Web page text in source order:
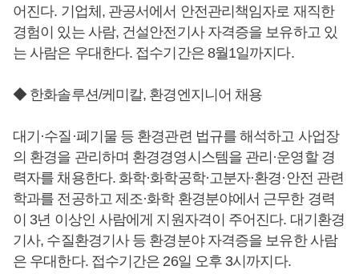
어진다. 기업체, 관공서에서 안전관리책임자로 재직한
경험이 있는 사람, 건설안전기사 자격증을 보유하고 있
는 사람은 우대한다. 접수기간은 8월1일까지다.
◆ 한화솔루션/케미칼, 환경엔지니어 채용
대기·수질·폐기물 등 환경관련 법규를 해석하고 사업장
의 환경을 관리하며 환경경영시스템을 관리·운영할 경
력자를 채용한다. 화학·화학공학·고분자·환경·안전 관련
학과를 전공하고 제조·화학 환경분야에서 근무한 경력
이 3년 이상인 사람에게 지원자격이 주어진다. 대기환경
기사, 수질환경기사 등 환경분야 자격증을 보유한 사람
은 우대한다. 접수기간은 26일 오후 3시까지다.